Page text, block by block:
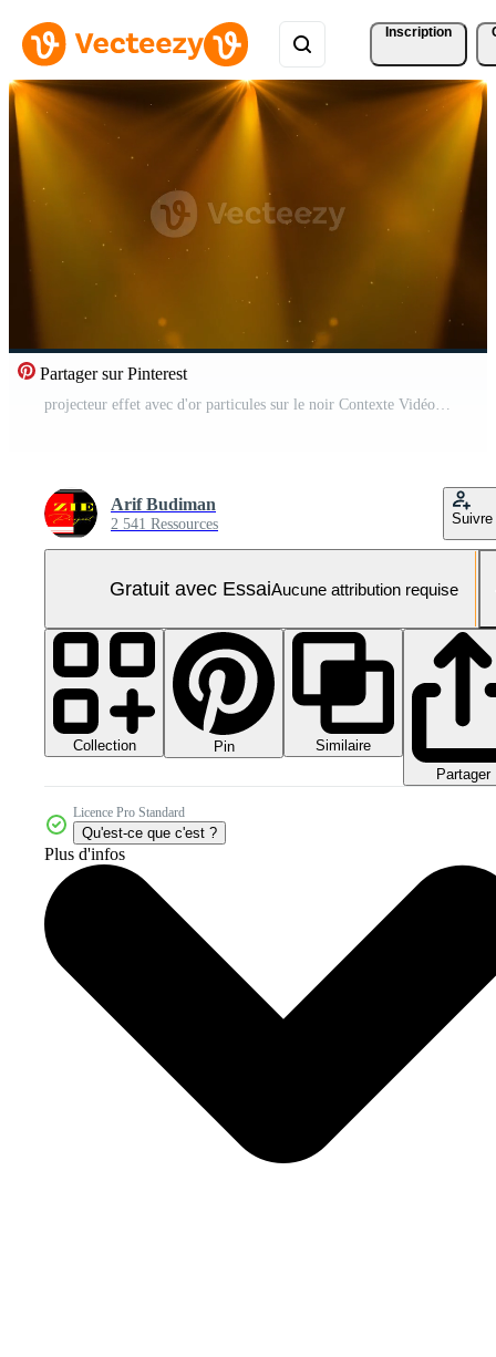
Inscription
Partager sur Pinterest
projecteur effet avec d'or particules sur le noir Contexte Vidéo Pro
Arif Budiman
2 541 Ressources Suivre
Gratuit avec EssaiAucune attribution requise
Collection Pin
Similaire
Partager
Licence Pro Standard
Qu'est-ce que c'est ?
Plus d'infos